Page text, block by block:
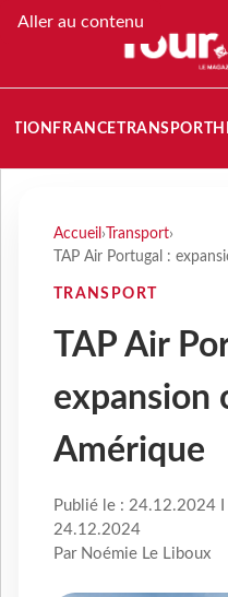
Aller au contenu
FRANCETRANSPORT
Accueil › Transport›
TAP Air Portugal :
TRANSPORT
TAP Air
expansion
Amérique
Publié le : 24.12.2024
24.12.2024
Par Noémie Le Liboux